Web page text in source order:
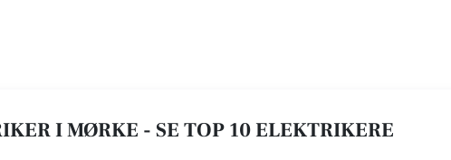
I MØRKE - SE TOP 10 ELEKTRIKERE